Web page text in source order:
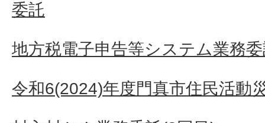
委託
地方税電子申告等システム業務
令和6(2024)年度門真市住民活動